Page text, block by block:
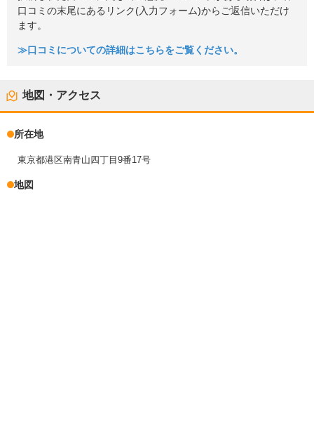
口コミの末尾にあるリンク(入力フォーム)からご返信いただけ
ます。
≫口コミについての詳細はこちらをご覧ください。
地図・アクセス
所在地
東京都港区南青山四丁目9番17号
地図